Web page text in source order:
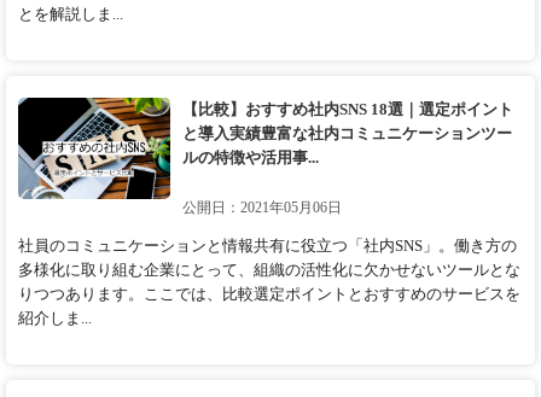
とを解説しま...
【比較】おすすめ社内SNS 18選｜選定ポイント
と導入実績豊富な社内コミュニケーションツー
ルの特徴や活用事...
公開日：2021年05月06日
社員のコミュニケーションと情報共有に役立つ「社内SNS」。働き方の
多様化に取り組む企業にとって、組織の活性化に欠かせないツールとな
りつつあります。ここでは、比較選定ポイントとおすすめのサービスを
紹介しま...